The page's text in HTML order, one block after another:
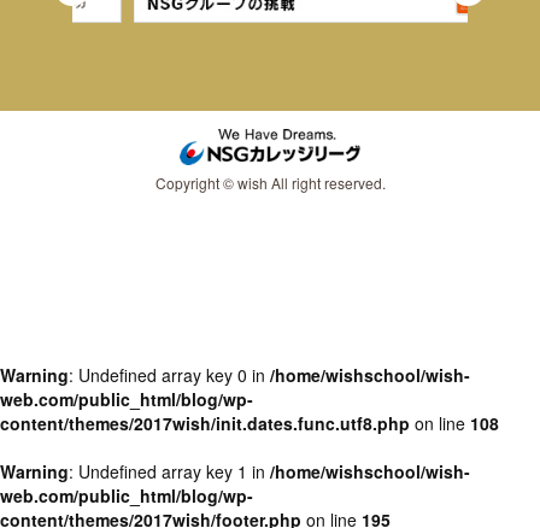
Copyright © wish All right reserved.
Warning: Undefined array key 0 in /home/wishschool/wish-
web.com/public_html/blog/wp-
content/themes/2017wish/init.dates.func.utf8.php on line 108
Warning: Undefined array key 1 in /home/wishschool/wish-
web.com/public_html/blog/wp-
content/themes/2017wish/footer.php on line 195